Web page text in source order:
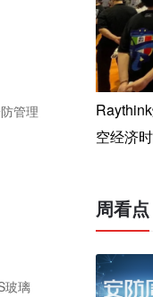
管理
玻璃
援与医疗运
空经济
周看点